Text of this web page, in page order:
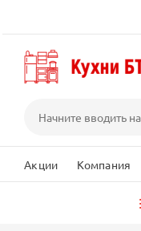
Акции Компания